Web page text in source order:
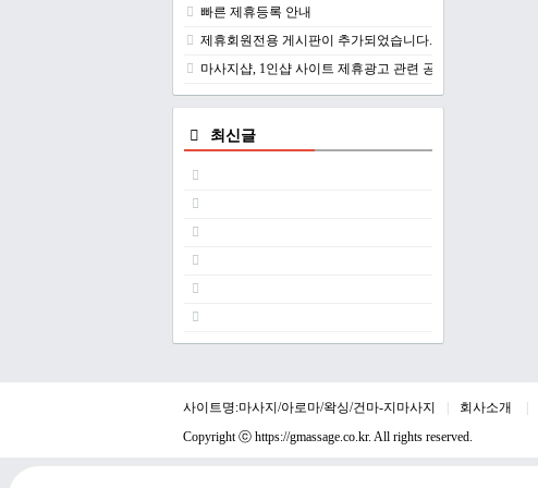
빠른 제휴등록 안내
제휴회원전용 게시판이 추가되었습니다.
마사지샵, 1인샵 사이트 제휴광고 관련 공지
최신글
사이트명:마사지/아로마/왁싱/건마-지마사지 회사소개
Copyright ⓒ https://gmassage.co.kr. All rights reserved.